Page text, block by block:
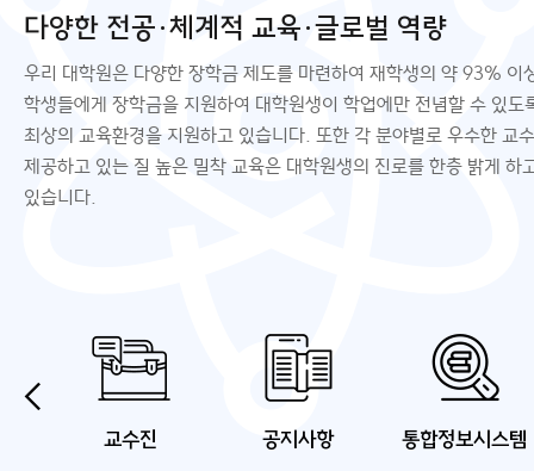
다양한 전공·체계적 교육·글로벌 역량
우리 대학원은 다양한 장학금 제도를 마련하여 재학생의 약 93% 이
학생들에게 장학금을 지원하여 대학원생이 학업에만 전념할 수 있도
최상의 교육환경을 지원하고 있습니다. 또한 각 분야별로 우수한 교
제공하고 있는 질 높은 밀착 교육은 대학원생의 진로를 한층 밝게 하
있습니다.스마트리드
교수진 공지사항 통합정보시스템